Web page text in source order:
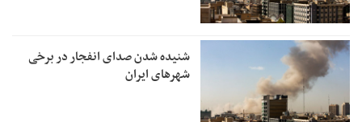
شنیده شدن صدای انفجار در برخی
شهرهای ایران